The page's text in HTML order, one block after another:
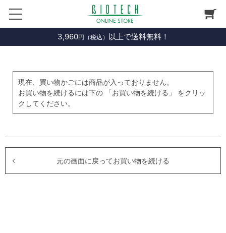
3,960円（税込） 以上で送料無料！
現在、買い物かごには商品が入っておりません。
お買い物を続けるには下の 「お買い物を続ける」 をクリッ
クしてください。
元の画面に戻ってお買い物を続ける